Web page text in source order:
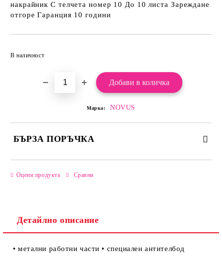
накрайник С телчета номер 10 До 10 листа Зареждане
отгоре Гаранция 10 години
В наличност
Марка: NOVUS
БЪРЗА ПОРЪЧКА
Ние ще се свържем с вас в рамките на работния ден.
Оцени продукта Сравни
Детайлно описание
• метални работни части • специален антителбод